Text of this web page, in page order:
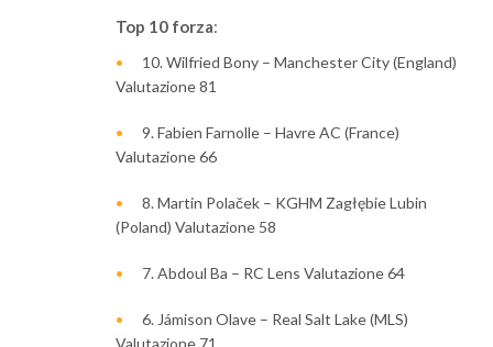
Top 10 forza:
10. Wilfried Bony – Manchester City (England)
Valutazione 81
9. Fabien Farnolle – Havre AC (France)
Valutazione 66
8. Martin Polaček – KGHM Zagłębie Lubin
(Poland) Valutazione 58
7. Abdoul Ba – RC Lens Valutazione 64
6. Jámison Olave – Real Salt Lake (MLS)
Valutazione 71